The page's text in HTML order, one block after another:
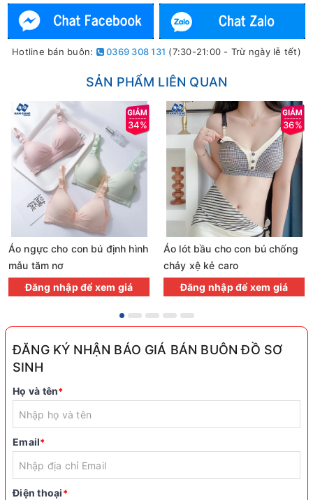
Hotline bán buôn: 0369 308 131 (7:30-21:00 - Trừ ngày lễ tết)
SẢN PHẨM LIÊN QUAN
34%
Áo ngực cho con bú định hình
mẫu tăm nơ
Đăng nhập để xem giá
36%
Áo lót bầu cho con bú chống
chảy xệ kẻ caro
Đăng nhập để xem giá
ĐĂNG KÝ NHẬN BÁO GIÁ BÁN BUÔN ĐỒ SƠ
SINH
Họ và tên*
Email*
Điện thoại*